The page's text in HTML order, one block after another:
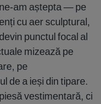
am aștepta — pe
cu aer sculptural,
punctul focal al
mizează pe
pe
de a ieși din tipare.
vestimentară, ci